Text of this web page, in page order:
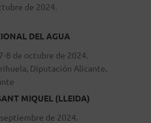
de 2024.
DEL AGUA
8 de octubre de 2024.
Diputación Alicante,
MIQUEL (LLEIDA)
de 2024.